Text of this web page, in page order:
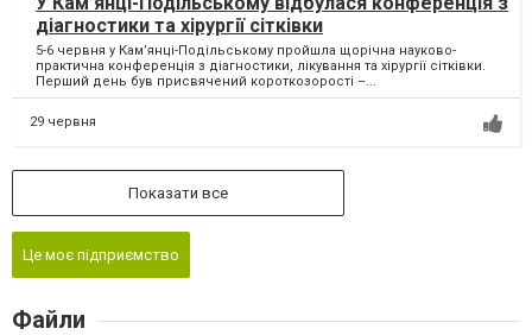
діагностики та хірургії сітківки
5-6 червня у Кам’янці-Подільському пройшла щорічна науково-
практична конференція з діагностики, лікування та хірургії сітківки.
Перший день був присвячений короткозорості –...
29 червня
Показати все
Це моє підприємство
Файли